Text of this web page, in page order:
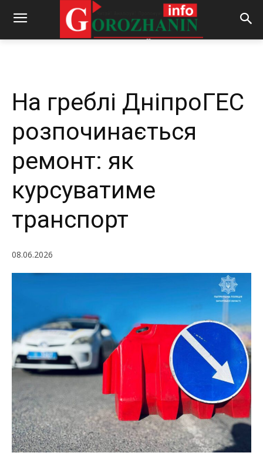
By REDACTOR - 08.06.2026 256
На греблі ДніпроГЕС
розпочинається
ремонт: як
курсуватиме
транспорт
08.06.2026